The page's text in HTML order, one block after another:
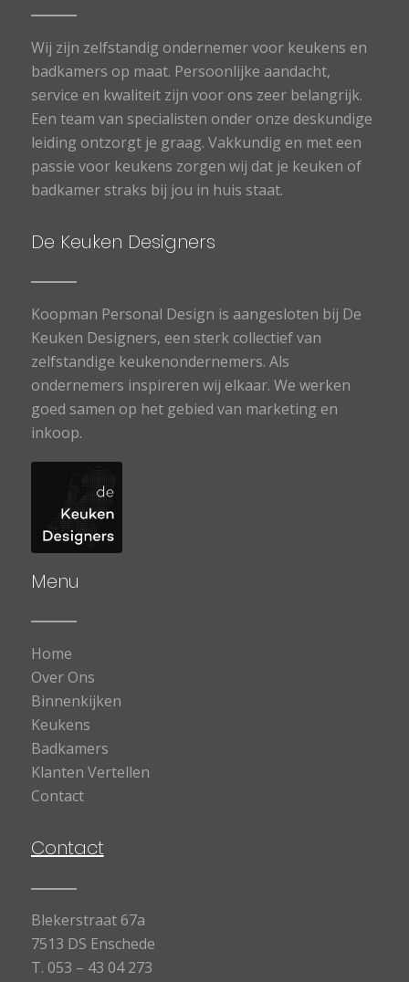
Wij zijn zelfstandig ondernemer voor keukens en
badkamers op maat. Persoonlijke aandacht,
service en kwaliteit zijn voor ons zeer belangrijk.
Een team van specialisten onder onze deskundige
leiding ontzorgt je graag. Vakkundig en met een
passie voor keukens zorgen wij dat je keuken of
badkamer straks bij jou in huis staat.
De Keuken Designers
Koopman Personal Design is aangesloten bij De
Keuken Designers, een sterk collectief van
zelfstandige keukenondernemers. Als
ondernemers inspireren wij elkaar. We werken
goed samen op het gebied van marketing en
inkoop.
Menu
Home
Over Ons
Binnenkijken
Keukens
Badkamers
Klanten Vertellen
Contact
Contact
Blekerstraat 67a
7513 DS Enschede
T. 053 – 43 04 273